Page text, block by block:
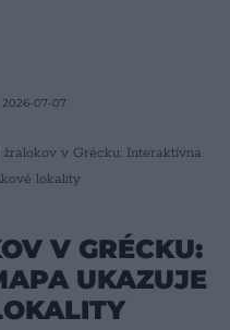
2026-07-07
v Grécku: Interaktívna
lokality
V GRÉCKU:
UKAZUJE